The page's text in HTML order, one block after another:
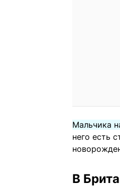
Мальчика
него есть
В